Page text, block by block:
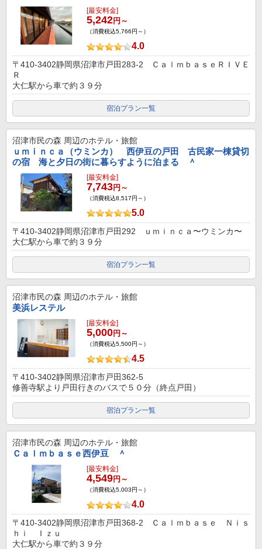
[最安料金]
5,242円～
（消費税込5,766円～）
4.0
〒410-3402静岡県沼津市戸田283-2 ＣａｌｍｂａｓｅＲＩＶＥ
Ｒ
大仁駅から車で約３９分
宿泊プラン一覧
沼津市民の森 周辺のホテル・旅館
ｕｍｉｎｃａ（ウミンカ） 西伊豆の戸田 古民家一棟貸切
の宿 海と夕日の街に暮らすように泊まる ＾
[最安料金]
7,743円～
（消費税込8,517円～）
5.0
〒410-3402静岡県沼津市戸田292 ｕｍｉｎｃａ〜ウミンカ〜
大仁駅から車で約３９分
宿泊プラン一覧
沼津市民の森 周辺のホテル・旅館
美浜レステル
[最安料金]
5,000円～
（消費税込5,500円～）
4.5
〒410-3402静岡県沼津市戸田362-5
修善寺駅より戸田行きのバスで５０分（終点戸田）
宿泊プラン一覧
沼津市民の森 周辺のホテル・旅館
Ｃａｌｍｂａｓｅ西伊豆 ＾
[最安料金]
4,549円～
（消費税込5,003円～）
4.0
〒410-3402静岡県沼津市戸田368-2 Ｃａｌｍｂａｓｅ Ｎｉｓ
ｈｉ Ｉｚｕ
大仁駅から車で約３９分